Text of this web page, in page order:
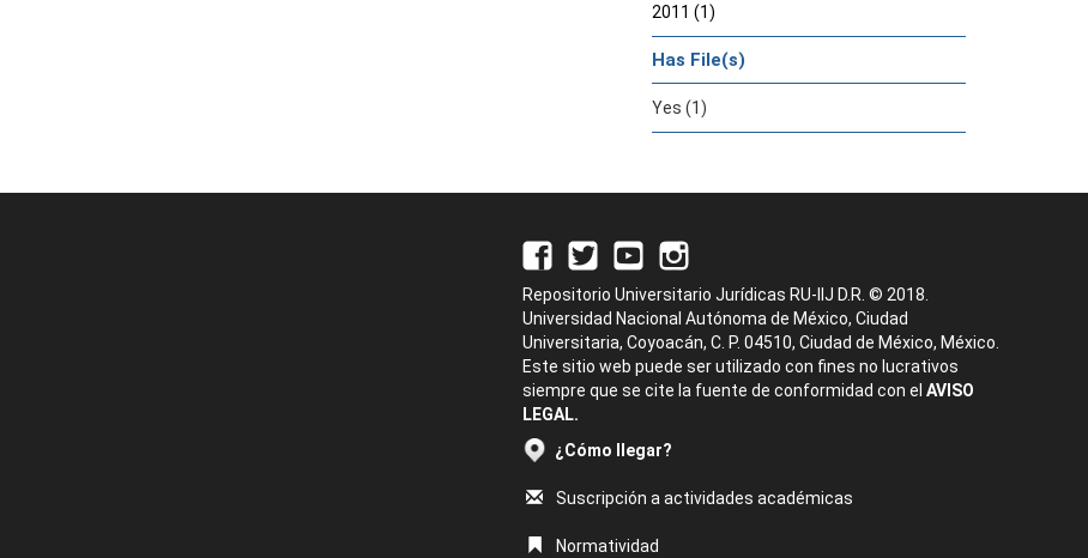
2011 (1)
Has File(s)
Yes (1)
Repositorio Universitario Jurídicas RU-IIJ D.R. © 2018.
Universidad Nacional Autónoma de México, Ciudad
Universitaria, Coyoacán, C. P. 04510, Ciudad de México, México.
Este sitio web puede ser utilizado con fines no lucrativos
siempre que se cite la fuente de conformidad con el AVISO
LEGAL.
¿Cómo llegar?
Suscripción a actividades académicas
Normatividad